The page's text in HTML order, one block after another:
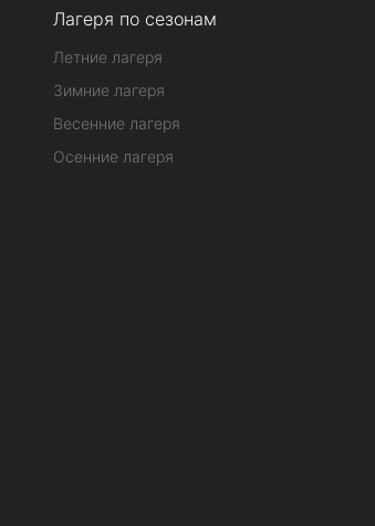
Лагеря по сезонам
Летние лагеря
Зимние лагеря
Весенние лагеря
Осенние лагеря